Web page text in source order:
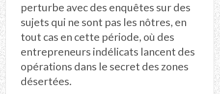
perturbe avec des enquêtes sur des
sujets qui ne sont pas les nôtres, en
tout cas en cette période, où des
entrepreneurs indélicats lancent des
opérations dans le secret des zones
désertées.